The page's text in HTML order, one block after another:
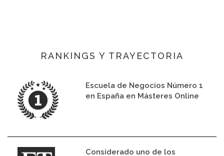
RANKINGS Y TRAYECTORIA
Escuela de Negocios Número 1
en España en Másteres Online
Considerado uno de los